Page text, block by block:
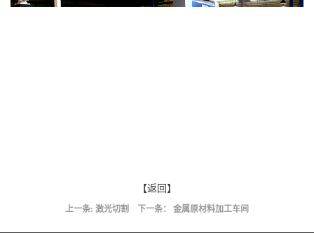
【返回】
上一条: 激光切割 下一条： 金属原材料加工车间